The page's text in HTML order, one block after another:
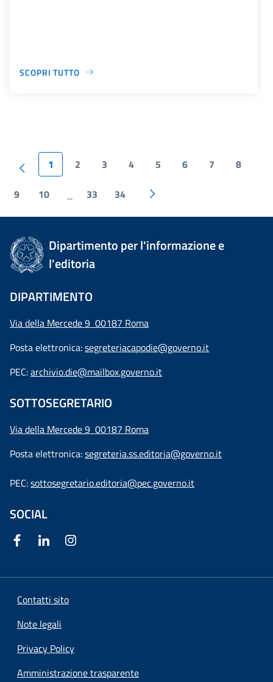
SCOPRI TUTTO
1 2 3 4 5 6 7 8
9 10 ... 33 34
Dipartimento per l'informazione e
l'editoria
DIPARTIMENTO
Via della Mercede 9 00187 Roma
Posta elettronica:segreteriacapodie@governo.it
PEC:archivio.die@mailbox.governo.it
SOTTOSEGRETARIO
Via della Mercede 9 00187 Roma
Posta elettronica:segreteria.ss.editoria@governo.it
PEC:sottosegretario.editoria@pec.governo.it
SOCIAL
Contatti sito
Note legali
Privacy Policy
Amministrazione trasparente